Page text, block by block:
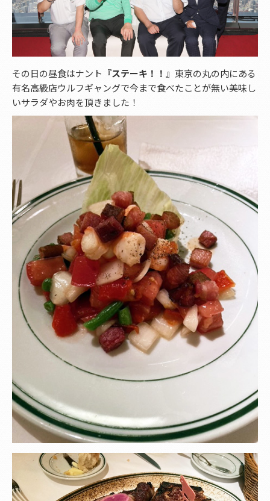
その日の昼食はナント 『ステーキ！！』 東京の丸の内にある
有名高級店ウルフギャングで今まで食べたことが無い美味し
いサラダやお肉を頂きました！